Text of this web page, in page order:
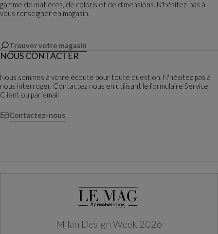
gamme de matières, de coloris et de dimensions. N'hésitez-pas à
vous renseigner en magasin.
Trouver votre magasin
NOUS CONTACTER
Nous sommes à votre écoute pour toute question. N'hésitez pas à
nous interroger. Contactez nous en utilisant le formulaire Service
Client ou par email
Contactez-nous
Milan Design Week 2026